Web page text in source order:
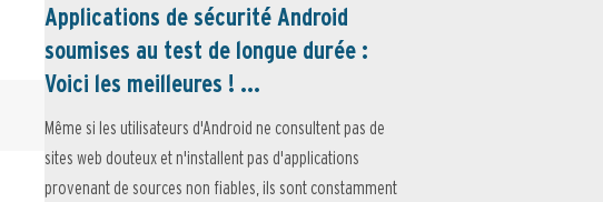
Applications de sécurité Android
soumises au test de longue durée :
Voici les meilleures ! ...
Même si les utilisateurs d'Android ne consultent pas de
sites web douteux et n'installent pas d'applications
provenant de sources non fiables, ils sont constamment